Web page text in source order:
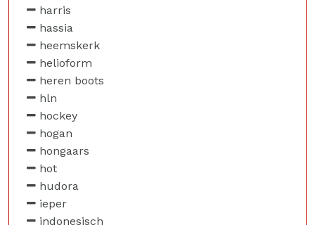
harris
hassia
heemskerk
helioform
heren boots
hln
hockey
hogan
hongaars
hot
hudora
ieper
indonesisch